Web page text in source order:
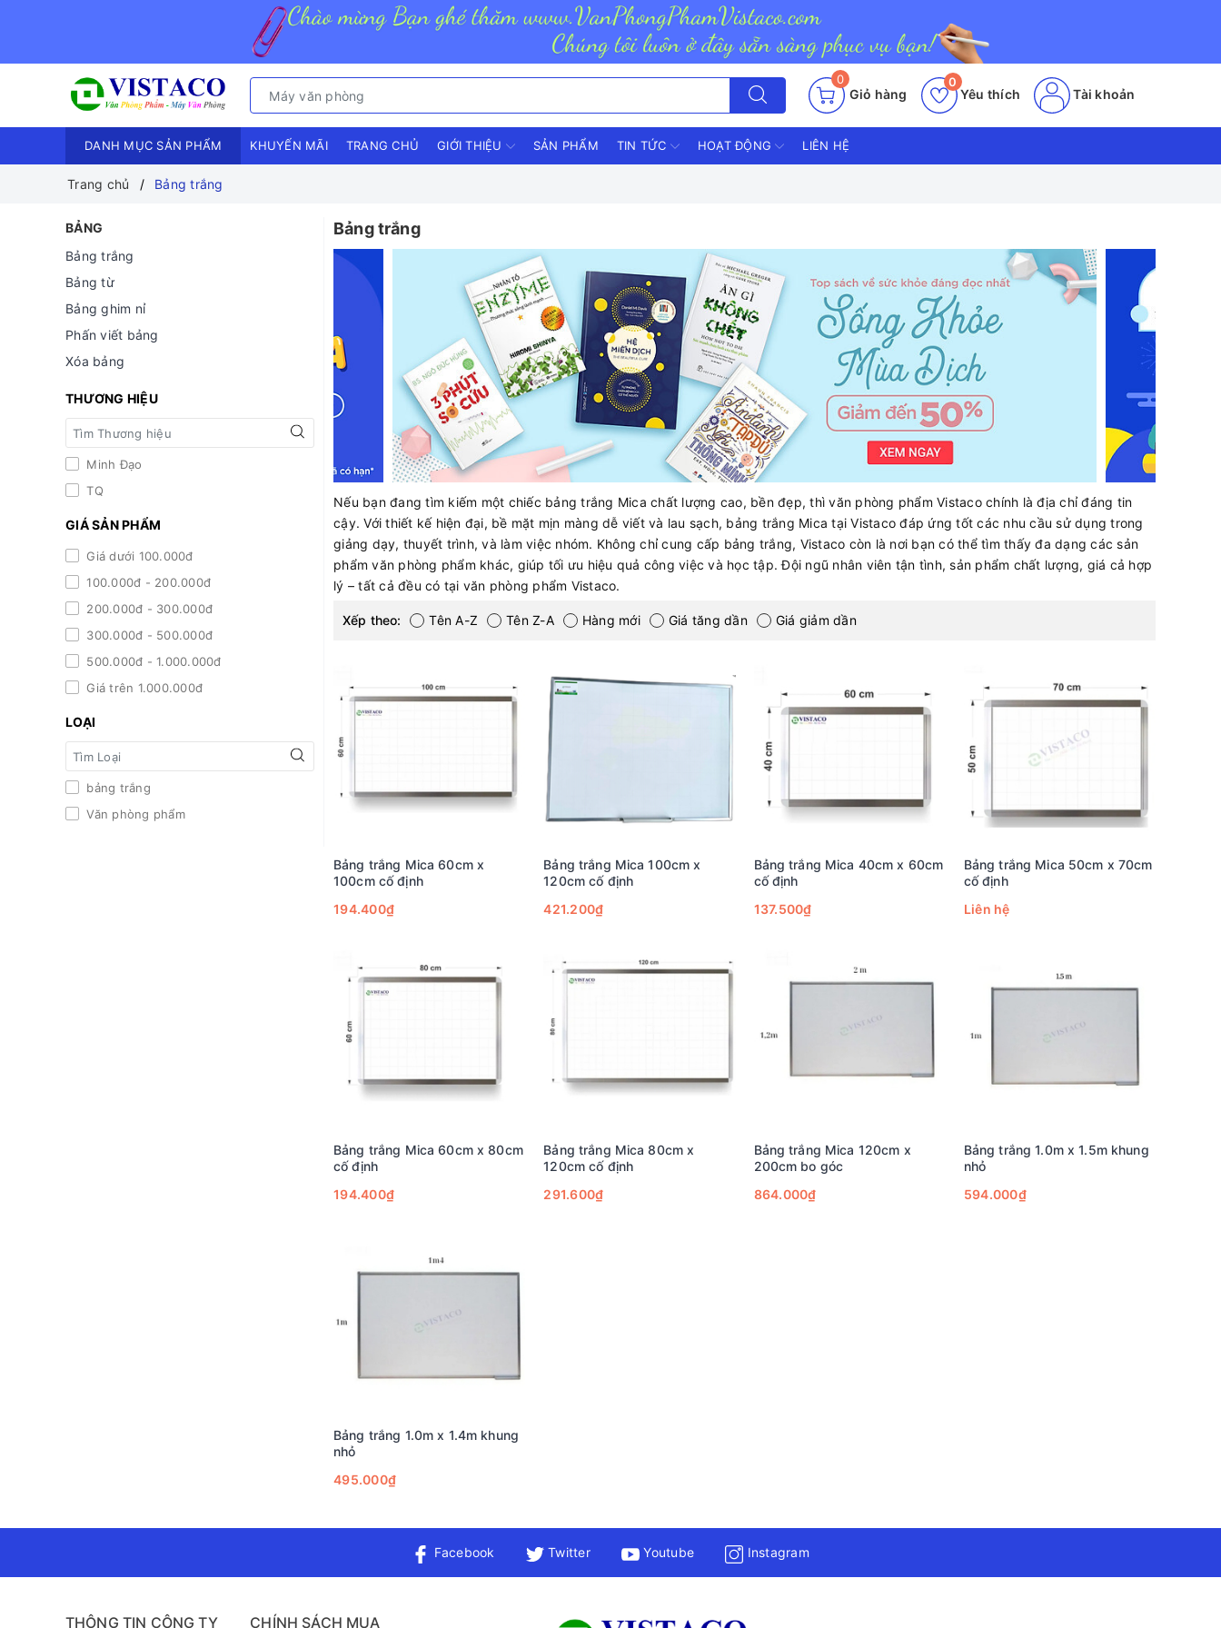
0
Giỏ hàng Yêu thích
0
Tài khoản
DANH MỤC SẢN PHẨM KHUYẾN MÃI TRANG CHỦ GIỚI THIỆU SẢN PHẨM TIN TỨC HOẠT ĐỘNG LIÊN HỆ
Trang chủ Bảng trắng
BẢNG
Bảng trắng
Bảng từ
Bảng ghim nỉ
Phấn viết bảng
Xóa bảng
THƯƠNG HIỆU
Minh Đạo
TQ
GIÁ SẢN PHẨM
Giá dưới 100.000đ
100.000đ - 200.000đ
200.000đ - 300.000đ
300.000đ - 500.000đ
500.000đ - 1.000.000đ
Giá trên 1.000.000đ
LOẠI
bảng trắng
Văn phòng phẩm
Bảng trắng
Nếu bạn đang tìm kiếm một chiếc bảng trắng Mica chất lượng cao, bền đẹp, thì văn phòng phẩm Vistaco chính là địa chỉ đáng tin
cậy. Với thiết kế hiện đại, bề mặt mịn màng dễ viết và lau sạch, bảng trắng Mica tại Vistaco đáp ứng tốt các nhu cầu sử dụng trong
giảng dạy, thuyết trình, và làm việc nhóm. Không chỉ cung cấp bảng trắng, Vistaco còn là nơi bạn có thể tìm thấy đa dạng các sản
phẩm văn phòng phẩm khác, giúp tối ưu hiệu quả công việc và học tập. Đội ngũ nhân viên tận tình, sản phẩm chất lượng, giá cả hợp
lý – tất cả đều có tại văn phòng phẩm Vistaco.
Xếp theo: Tên A-Z Tên Z-A Hàng mới Giá tăng dần Giá giảm dần
Bảng trắng Mica 60cm x
100cm cố định
194.400₫
Bảng trắng Mica 100cm x
120cm cố định
421.200₫
Bảng trắng Mica 40cm x 60cm
cố định
137.500₫
Bảng trắng Mica 50cm x 70cm
cố định
Liên hệ
Bảng trắng Mica 60cm x 80cm
cố định
194.400₫
Bảng trắng Mica 80cm x
120cm cố định
291.600₫
Bảng trắng Mica 120cm x
200cm bo góc
864.000₫
Bảng trắng 1.0m x 1.5m khung
nhỏ
594.000₫
Bảng trắng 1.0m x 1.4m khung
nhỏ
495.000₫
Facebook Twitter Youtube Instagram
THÔNG TIN CÔNG TY CHÍNH SÁCH MUA